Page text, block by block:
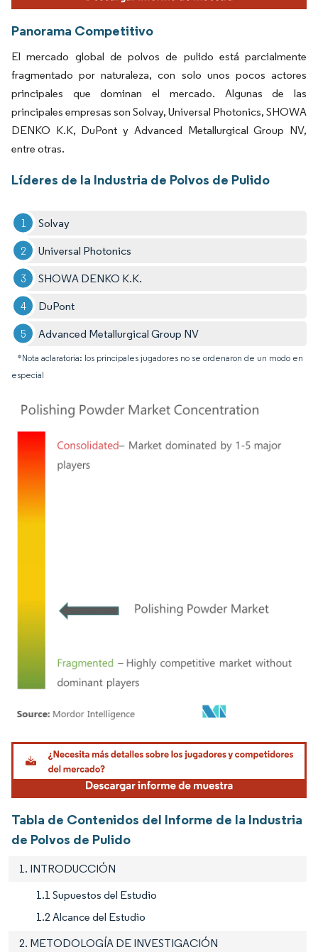
Panorama Competitivo
El mercado global de polvos de pulido está parcialmente
fragmentado por naturaleza, con solo unos pocos actores
principales que dominan el mercado. Algunas de las
principales empresas son Solvay, Universal Photonics, SHOWA
DENKO K.K, DuPont y Advanced Metallurgical Group NV,
entre otras.
Líderes de la Industria de Polvos de Pulido
Solvay
Universal Photonics
SHOWA DENKO K.K.
DuPont
Advanced Metallurgical Group NV
*Nota aclaratoria: los principales jugadores no se ordenaron de un modo en
especial
Imagen © Mordor Intelligence. El uso requiere atribución según CC BY 4.0.
Tabla de Contenidos del Informe de la Industria
de Polvos de Pulido
1. INTRODUCCIÓN
1.1 Supuestos del Estudio
1.2 Alcance del Estudio
2. METODOLOGÍA DE INVESTIGACIÓN